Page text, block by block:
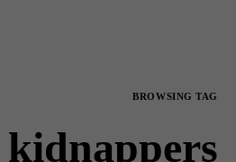
BROWSING TAG
kidnappers